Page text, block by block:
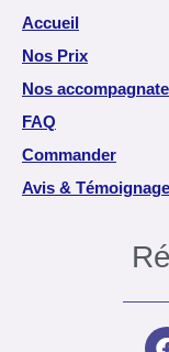
Accueil
Nos Prix
Nos
FAQ
Commander
Avis &